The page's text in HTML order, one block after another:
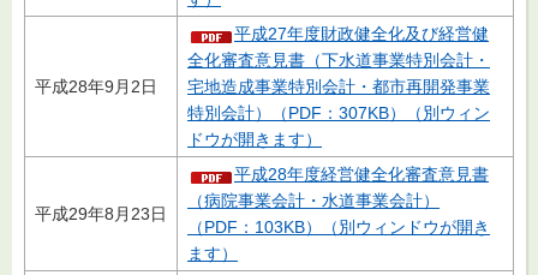
平成28年9月2日
平成27年度財政健全化及び経営健
全化審査意見書（下水道事業特別会計・
宅地造成事業特別会計・都市再開発事業
特別会計）（PDF：307KB）（別ウィン
ドウが開きます）
平成29年8月23日
平成28年度経営健全化審査意見書
（病院事業会計・水道事業会計）
（PDF：103KB）（別ウィンドウが開き
ます）